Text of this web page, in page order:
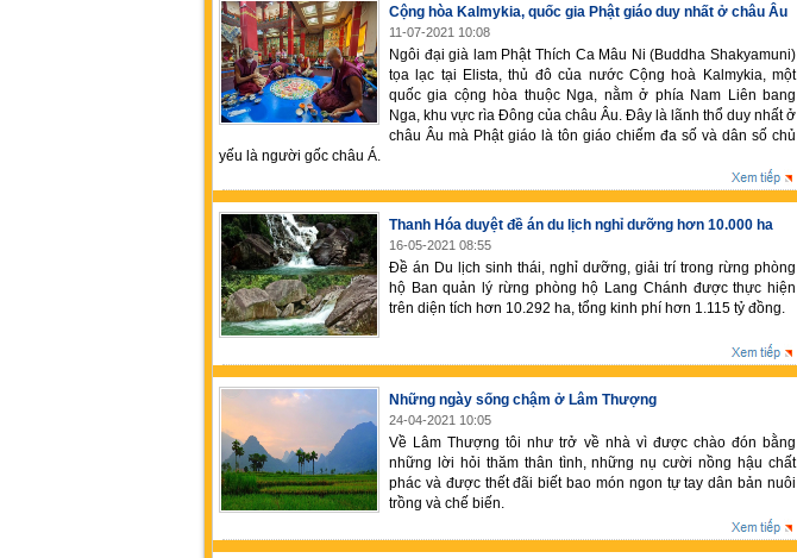
Cộng hòa Kalmykia, quốc gia Phật giáo duy nhất ở châu Âu
11-07-2021 10:08
Ngôi đại già lam Phật Thích Ca Mâu Ni (Buddha Shakyamuni)
tọa lạc tại Elista, thủ đô của nước Cộng hoà Kalmykia, một
quốc gia cộng hòa thuộc Nga, nằm ở phía Nam Liên bang
Nga, khu vực rìa Đông của châu Âu. Đây là lãnh thổ duy nhất ở
châu Âu mà Phật giáo là tôn giáo chiếm đa số và dân số chủ
yếu là người gốc châu Á.
Thanh Hóa duyệt đề án du lịch nghỉ dưỡng hơn 10.000 ha
16-05-2021 08:55
Đề án Du lịch sinh thái, nghỉ dưỡng, giải trí trong rừng phòng
hộ Ban quản lý rừng phòng hộ Lang Chánh được thực hiện
trên diện tích hơn 10.292 ha, tổng kinh phí hơn 1.115 tỷ đồng.
Những ngày sống chậm ở Lâm Thượng
24-04-2021 10:05
Về Lâm Thượng tôi như trở về nhà vì được chào đón bằng
những lời hỏi thăm thân tình, những nụ cười nồng hậu chất
phác và được thết đãi biết bao món ngon tự tay dân bản nuôi
trồng và chế biến.